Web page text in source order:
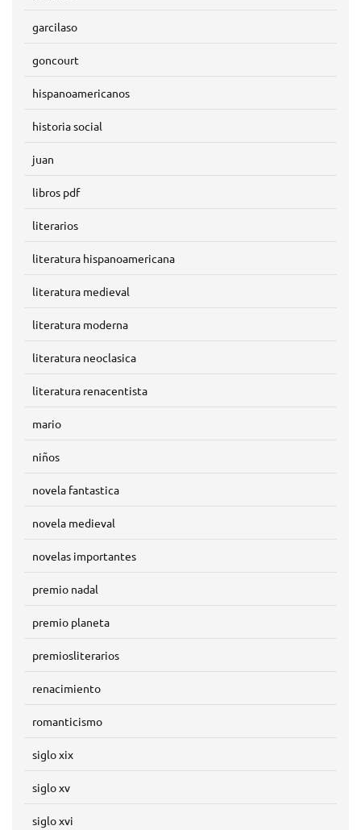
garcilaso
goncourt
hispanoamericanos
historia social
juan
libros pdf
literarios
literatura hispanoamericana
literatura medieval
literatura moderna
literatura neoclasica
literatura renacentista
mario
niños
novela fantastica
novela medieval
novelas importantes
premio nadal
premio planeta
premiosliterarios
renacimiento
romanticismo
siglo xix
siglo xv
siglo xvi